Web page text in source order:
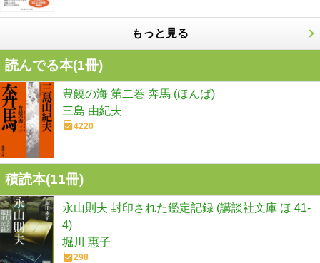
もっと見る
読んでる本(1冊)
豊饒の海 第二巻 奔馬 (ほんば)
三島 由紀夫
4220
積読本(11冊)
永山則夫 封印された鑑定記録 (講談社文庫 ほ 41-
4)
堀川 惠子
298